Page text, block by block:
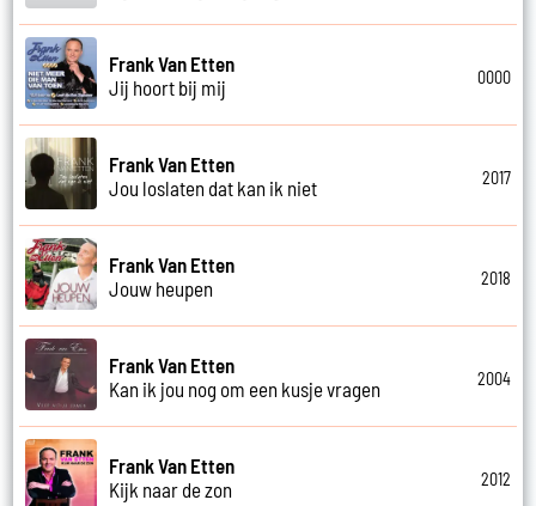
Frank Van Etten
Jij hoort bij mij
0000
Frank Van Etten
Jou loslaten dat kan ik niet
2017
Frank Van Etten
Jouw heupen
2018
Frank Van Etten
Kan ik jou nog om een kusje vragen
2004
Frank Van Etten
Kijk naar de zon
2012